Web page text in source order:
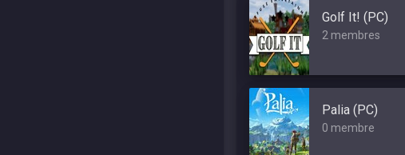
Golf It! (PC)
2 membres
Palia (PC)
0 membre